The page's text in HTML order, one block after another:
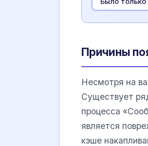
Причины
Несмотря на
Существует
процесса
является
кэше